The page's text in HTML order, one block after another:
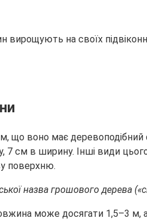
вирощують на своїх
що воно має деревоподібний
7 см в ширину. Інші види
поверхню.
назва грошового дерева
може досягати 1,5–3